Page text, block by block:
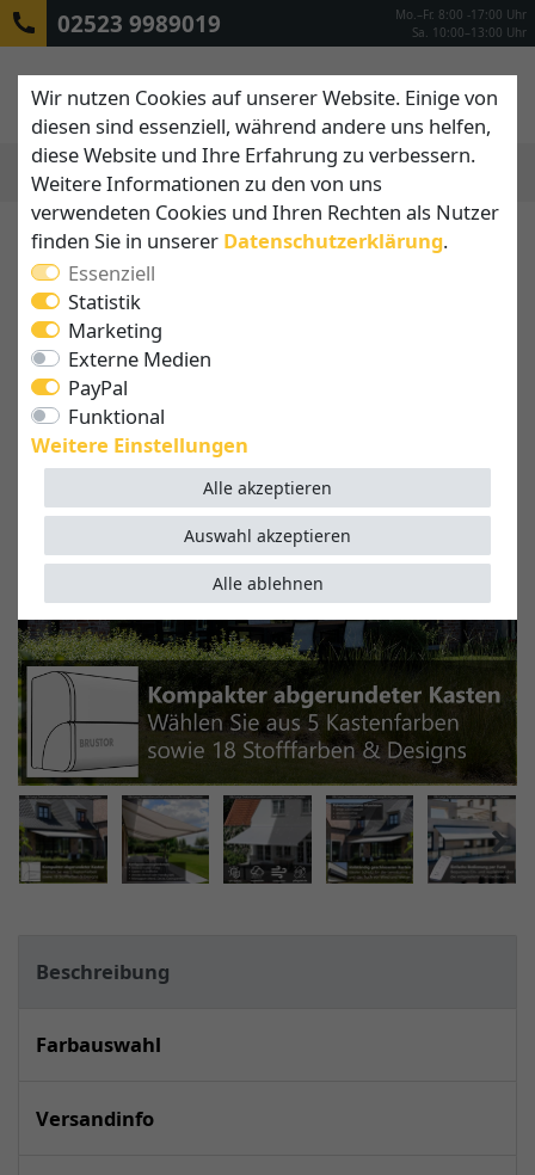
02523 9989019
Mo.–Fr. 8:00 -17:00 Uhr
Sa. 10:00–13:00 Uhr
Beschreibung
Farbauswahl
Versandinfo
Wir nutzen Cookies auf unserer Website. Einige von
diesen sind essenziell, während andere uns helfen,
diese Website und Ihre Erfahrung zu verbessern.
Weitere Informationen zu den von uns
verwendeten Cookies und Ihren Rechten als Nutzer
finden Sie in unserer Daten­schutz­erklärung.
Essenziell
Statistik
Marketing
Externe Medien
PayPal
Funktional
Weitere Einstellungen
Alle akzeptieren
Alle ablehnen
Auswahl akzeptieren